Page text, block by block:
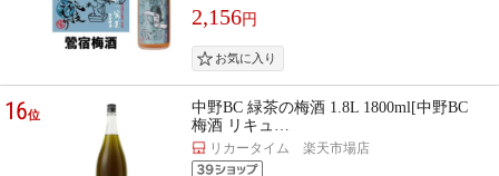
2,156円
16位
中野BC 緑茶の梅酒 1.8L 1800ml[中野BC
梅酒 リキュ…
リカータイム 楽天市場店